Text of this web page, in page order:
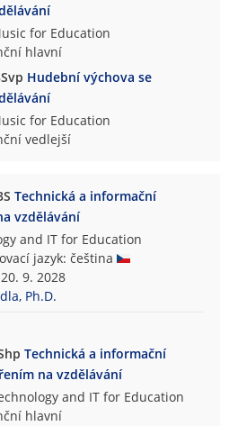
for Education
hlavní
Hudební výchova se
for Education
vedlejší
Technická a informační
vzdělávání
and IT for Education
jazyk: čeština
9. 2028
Ph.D.
Technická a informační
na vzdělávání
and IT for Education
hlavní